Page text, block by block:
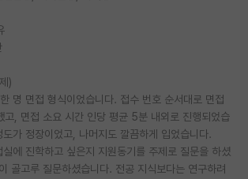
)
명 면접 형식이었습니다. 접수 번호 순서대로 면접
고, 면접 소요 시간 인당 평균 5분 내외로 진행되었습
가 정장이었고, 나머지도 깔끔하게 입었습니다.
에 진학하고 싶은지 지원동기를 주제로 질문을 하셨
골고루 질문하셨습니다. 전공 지식보다는 연구하려